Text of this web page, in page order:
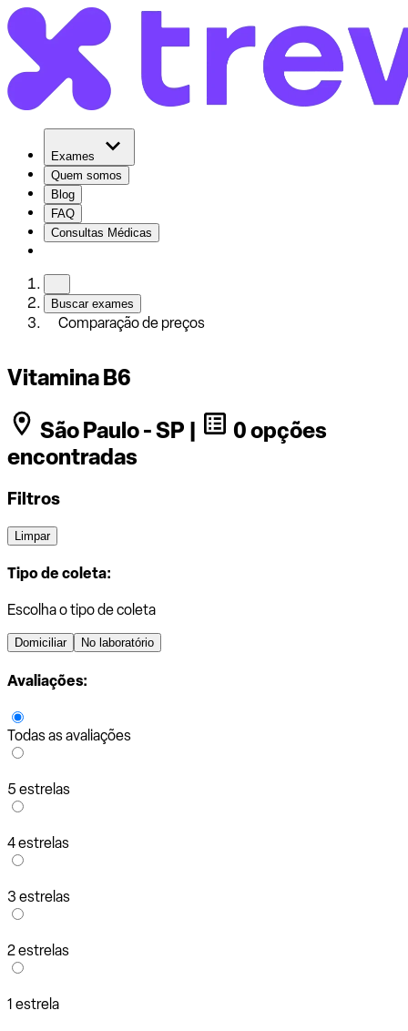
Exames
Quem somos
Blog
FAQ
Consultas Médicas
Buscar exames
Comparação de preços
Vitamina B6
São Paulo - SP |
0 opções
encontradas
Filtros
Limpar
Tipo de coleta:
Escolha o tipo de coleta
Domiciliar No laboratório
Avaliações:
Todas as avaliações
5 estrelas
4 estrelas
3 estrelas
2 estrelas
1 estrela